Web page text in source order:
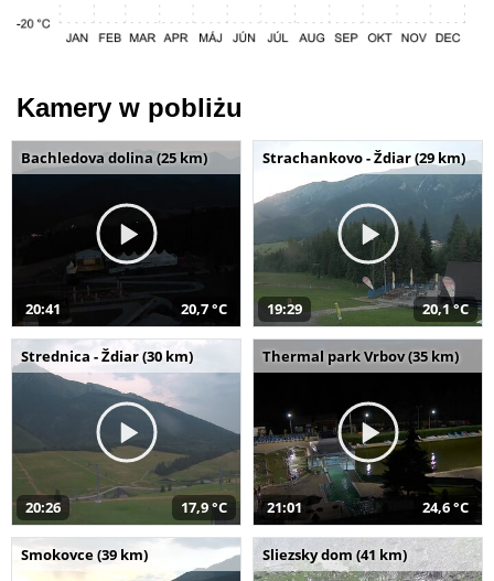
Kamery w pobliżu
Bachledova dolina (25 km)
20:41 20,7 °C
Strachankovo - Ždiar (29 km)
19:29 20,1 °C
Strednica - Ždiar (30 km)
20:26 17,9 °C
Thermal park Vrbov (35 km)
21:01 24,6 °C
Smokovce (39 km) Sliezsky dom (41 km)